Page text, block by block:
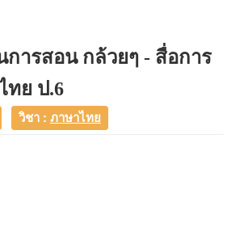
การสอน กล้วยๆ - สื่อการ
ทย ป.6
วิชา : ภาษาไทย